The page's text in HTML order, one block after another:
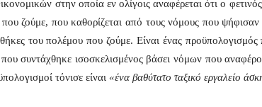
στην οποία εν ολίγοις αναφέρεται ότι ο
που ζούμε, που καθορίζεται από τους νόμους που
του πολέμου που ζούμε. Είναι ένας
συντάχθηκε ισοσκελισμένος βάσει νόμων που
τόνισε είναι «ένα βαθύτατο ταξικό εργαλείο